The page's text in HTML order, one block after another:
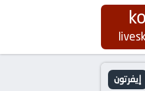
إيفرتون